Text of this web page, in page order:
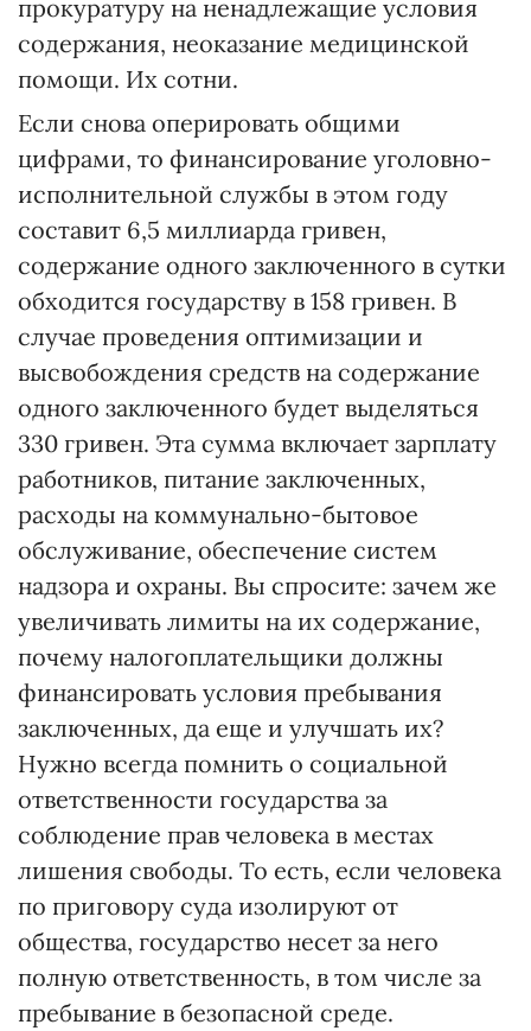
прокуратуру на ненадлежащие условия
содержания, неоказание медицинской
помощи. Их сотни.
Если снова оперировать общими
цифрами, то финансирование уголовно-
исполнительной службы в этом году
составит 6,5 миллиарда гривен,
содержание одного заключенного в сутки
обходится государству в 158 гривен. В
случае проведения оптимизации и
высвобождения средств на содержание
одного заключенного будет выделяться
330 гривен. Эта сумма включает зарплату
работников, питание заключенных,
расходы на коммунально-бытовое
обслуживание, обеспечение систем
надзора и охраны. Вы спросите: зачем же
увеличивать лимиты на их содержание,
почему налогоплательщики должны
финансировать условия пребывания
заключенных, да еще и улучшать их?
Нужно всегда помнить о социальной
ответственности государства за
соблюдение прав человека в местах
лишения свободы. То есть, если человека
по приговору суда изолируют от
общества, государство несет за него
полную ответственность, в том числе за
пребывание в безопасной среде.